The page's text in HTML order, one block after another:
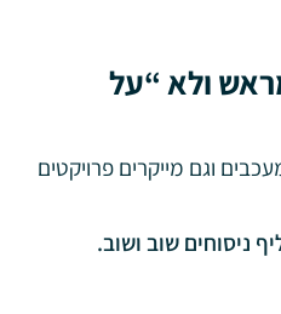
מראש ולא “על
וגם מייקרים פרויקטים
ניסוחים שוב ושוב.